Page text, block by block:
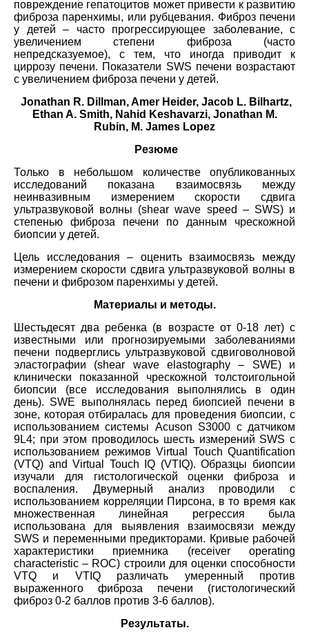
повреждение гепатоцитов может привести к развитию
фиброза паренхимы, или рубцевания. Фиброз печени
у детей – часто прогрессирующее заболевание, с
увеличением степени фиброза (часто
непредсказуемое), с тем, что иногда приводит к
циррозу печени. Показатели SWS печени возрастают
с увеличением фиброза печени у детей.
Jonathan R. Dillman, Amer Heider, Jacob L. Bilhartz,
Ethan A. Smith, Nahid Keshavarzi, Jonathan M.
Rubin, M. James Lopez
Резюме
Только в небольшом количестве опубликованных
исследований показана взаимосвязь между
неинвазивным измерением скорости сдвига
ультразвуковой волны (shear wave speed – SWS) и
степенью фиброза печени по данным чрескожной
биопсии у детей.
Цель исследования – оценить взаимосвязь между
измерением скорости сдвига ультразвуковой волны в
печени и фиброзом паренхимы у детей.
Материалы и методы.
Шестьдесят два ребенка (в возрасте от 0-18 лет) с
известными или прогнозируемыми заболеваниями
печени подверглись ультразвуковой сдвиговолновой
эластографии (shear wave elastography – SWE) и
клинически показанной чрескожной толстоигольной
биопсии (все исследования выполнялись в один
день). SWE выполнялась перед биопсией печени в
зоне, которая отбиралась для проведения биопсии, с
использованием системы Acuson S3000 с датчиком
9L4; при этом проводилось шесть измерений SWS с
использованием режимов Virtual Touch Quantification
(VTQ) and Virtual Touch IQ (VTIQ). Образцы биопсии
изучали для гистологической оценки фиброза и
воспаления. Двумерный анализ проводили с
использованием корреляции Пирсона, в то время как
множественная линейная регрессия была
использована для выявления взаимосвязи между
SWS и переменными предикторами. Кривые рабочей
характеристики приемника (receiver operating
characteristic – ROC) строили для оценки способности
VTQ и VTIQ различать умеренный против
выраженного фиброза печени (гистологический
фиброз 0-2 баллов против 3-6 баллов).
Результаты.